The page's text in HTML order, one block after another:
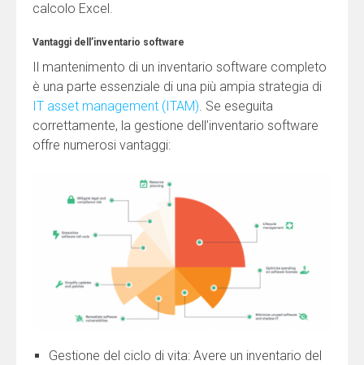
calcolo Excel.
Vantaggi dell’inventario software
Il mantenimento di un inventario software completo
è una parte essenziale di una più ampia strategia di
IT asset management (ITAM). Se eseguita
correttamente, la gestione dell’inventario software
offre numerosi vantaggi:
Gestione del ciclo di vita: Avere un inventario del